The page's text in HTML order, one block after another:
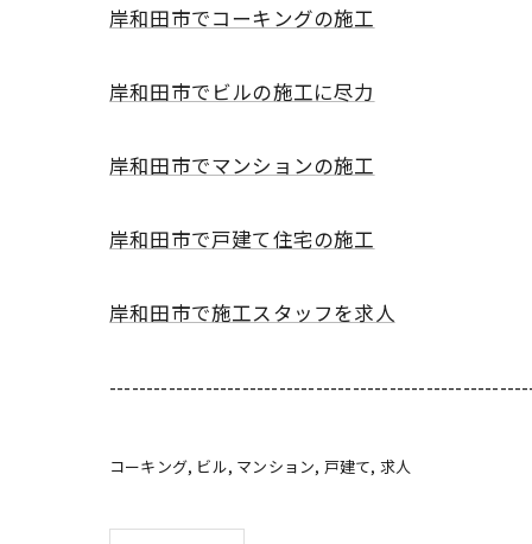
岸和田市でコーキングの施工
岸和田市でビルの施工に尽力
岸和田市でマンションの施工
岸和田市で戸建て住宅の施工
岸和田市で施工スタッフを求人
コーキング ビル マンション 戸建て 求人